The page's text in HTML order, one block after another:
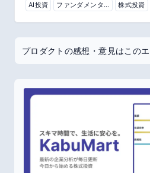
AI投資 ファンダメンタルズ分析 株式投資
プロダクトの感想・意見はこの